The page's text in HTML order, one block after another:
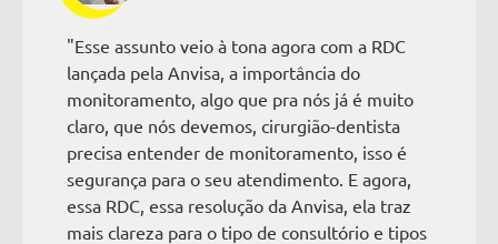
"Esse assunto veio à tona agora com a RDC
lançada pela Anvisa, a importância do
monitoramento, algo que pra nós já é muito
claro, que nós devemos, cirurgião-dentista
precisa entender de monitoramento, isso é
segurança para o seu atendimento. E agora,
essa RDC, essa resolução da Anvisa, ela traz
mais clareza para o tipo de consultório e tipos